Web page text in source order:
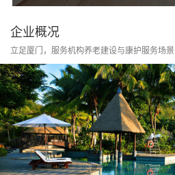
企业概况
立足厦门，服务机构养老建设与康护服务场景